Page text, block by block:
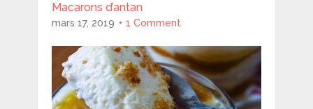
Macarons d’antan
mars 17, 2019 1 Comment